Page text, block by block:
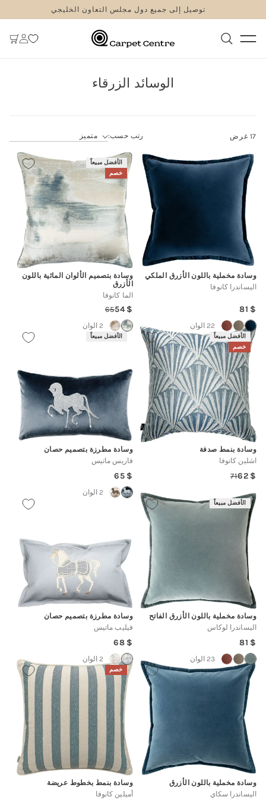
CONTENT
توصيل إلى جميع دول مجلس التعاون الخليجي
Log
in
عَرَبَة
نَقْل
الوسائد الزرقاء
رتب حسب: 17 غرض
وسادة مخملية باللون الأزرق الملكي
اليساندرا كانوفا
Regular
price
81
22 الوان
الأفضل مبيعاً
خصم
وسادة بتصميم الألوان المائية باللون
الأزرق
الما كانوفا
Regular65
Sale
54
2 الوان
الأفضل مبيعاً
خصم
وسادة بنمط صدفة
اشلين كانوفا
Regular71
Sale
62
الأفضل مبيعاً
وسادة مطرزة بتصميم حصان
فاريس ماتيس
Regular
price
65
2 الوان
الأفضل مبيعاً
وسادة مخملية باللون الأزرق الفاتح
اليساندرا لوكاس
Regular
price
81
23 الوان
وسادة مطرزة بتصميم حصان
فيليب ماتيس
Regular
price
68
2 الوان
وسادة مخملية باللون الأزرق
اليساندرا سكاي
خصم
وسادة بنمط بخطوط عريضة
أميلين كانوفا